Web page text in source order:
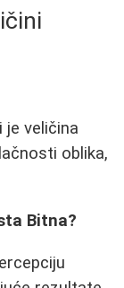
je veličina
oblika,
Bitna?